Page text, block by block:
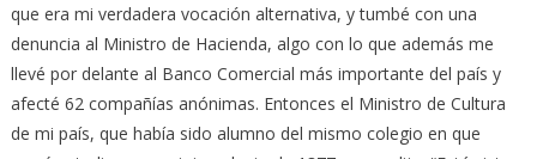
que era mi verdadera vocación alternativa, y tumbé con una
denuncia al Ministro de Hacienda, algo con lo que además me
llevé por delante al Banco Comercial más importante del país y
afecté 62 compañías anónimas. Entonces el Ministro de Cultura
de mi país, que había sido alumno del mismo colegio en que